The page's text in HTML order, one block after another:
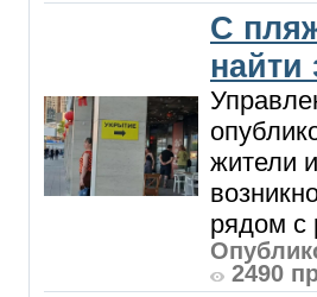
С
жители
рядом с
2490